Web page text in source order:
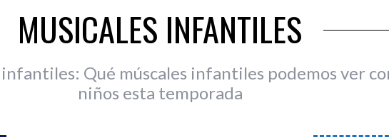
MUSICALES INFANTILES
Qué múscales infantiles podemos ver
niños esta temporada